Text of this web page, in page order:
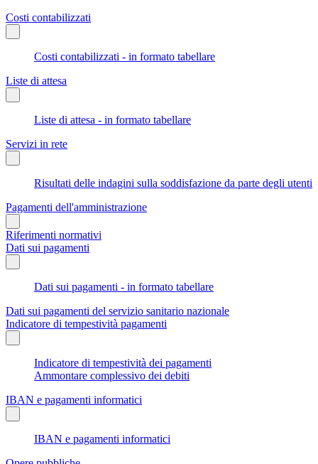
Costi contabilizzati
Costi contabilizzati - in formato tabellare
Liste di attesa
Liste di attesa - in formato tabellare
Servizi in rete
Risultati delle indagini sulla soddisfazione da parte degli utenti
Pagamenti dell'amministrazione
Riferimenti normativi
Dati sui pagamenti
Dati sui pagamenti - in formato tabellare
Dati sui pagamenti del servizio sanitario nazionale
Indicatore di tempestività pagamenti
Indicatore di tempestività dei pagamenti
Ammontare complessivo dei debiti
IBAN e pagamenti informatici
IBAN e pagamenti informatici